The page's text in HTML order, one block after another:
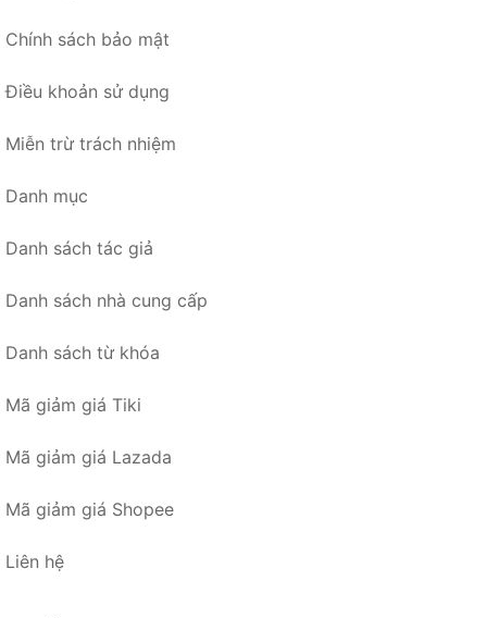
Chính sách bảo mật
Điều khoản sử dụng
Miễn trừ trách nhiệm
Danh mục
Danh sách tác giả
Danh sách nhà cung cấp
Danh sách từ khóa
Mã giảm giá Tiki
Mã giảm giá Lazada
Mã giảm giá Shopee
Liên hệ